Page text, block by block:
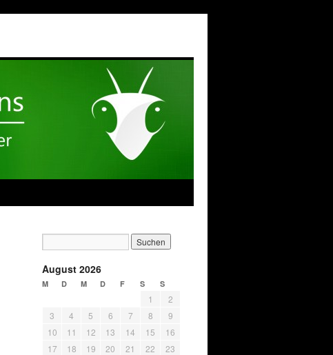
August 2026
M D M D F S S
1
2
3
4 5 6 7 8
9
10
11 12 13 14 15
16
17
18 19 20 21 22
23